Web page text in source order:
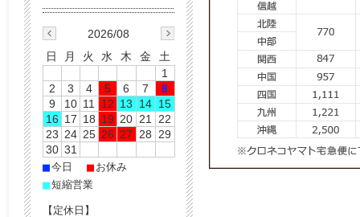
2026/08
日
月 火 水 木 金
土
1
2
3 4 5 6 7
8
9
10 11 12 13 14 15
16 17 18 19 20 21
22
23 24 25 26 27 28
29
30 31
■今日 ■ お休み
■短縮営業
【定休日】